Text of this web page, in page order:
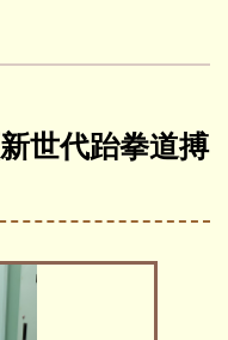
世代跆拳道搏